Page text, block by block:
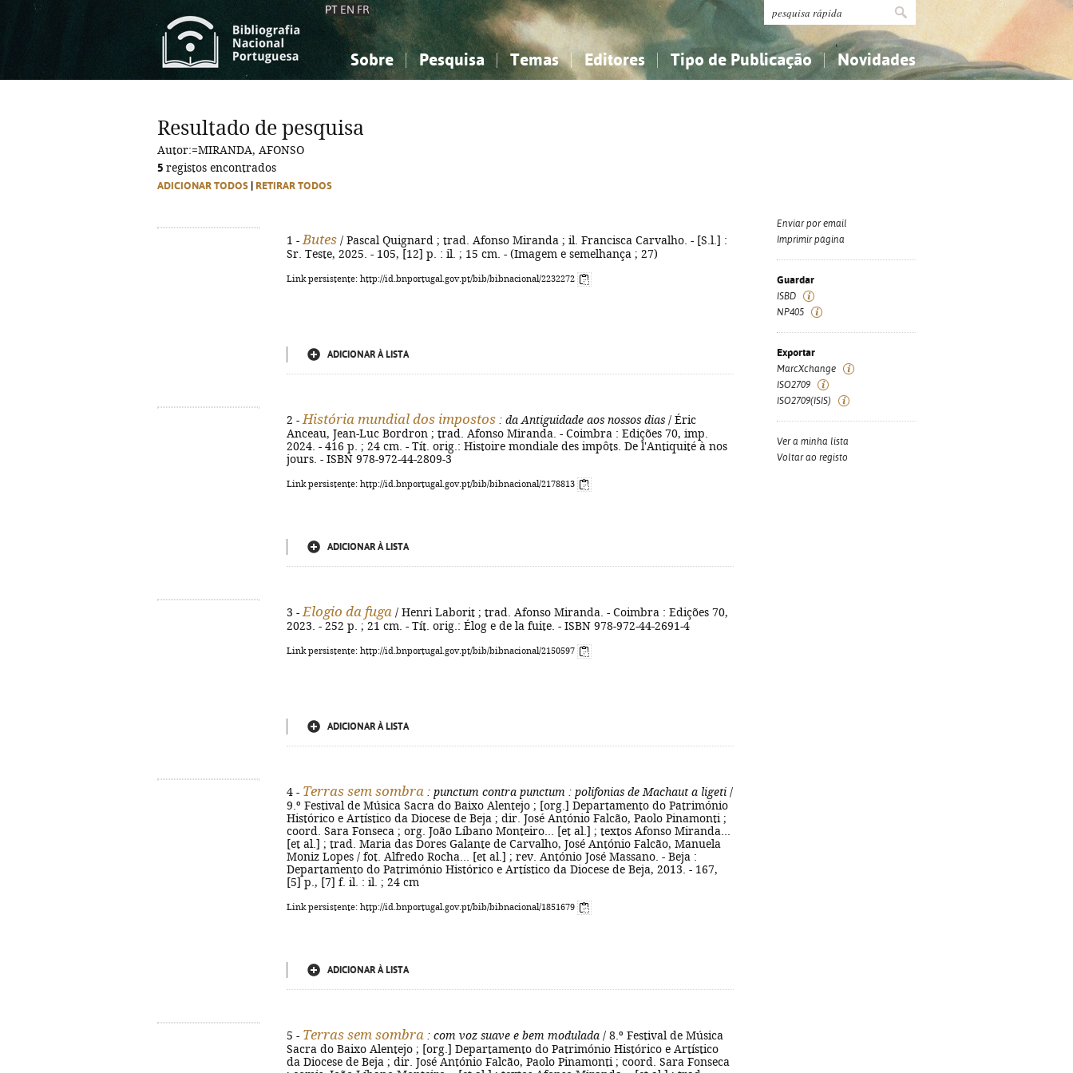
PT EN FR
Sobre Pesquisa Temas
Ciências sociais...
Editores Tipo de Publicação Novidades
Ciências sociais...
Resultado de pesquisa
Autor:=MIRANDA, AFONSO
5 registos encontrados
ADICIONAR TODOS RETIRAR TODOS
1 - Butes / Pascal Quignard ; trad. Afonso Miranda ; il. Francisca Carvalho. - [S.l.] :
Sr. Teste, 2025. - 105, [12] p. : il. ; 15 cm. - (Imagem e semelhança ; 27)
Link persistente: http://id.bnportugal.gov.pt/bib/bibnacional/2232272
ADICIONAR À LISTA
2 - História mundial dos impostos : da Antiguidade aos nossos dias / Éric
Anceau, Jean-Luc Bordron ; trad. Afonso Miranda. - Coimbra : Edições 70, imp.
2024. - 416 p. ; 24 cm. - Tít. orig.: Histoire mondiale des impôts. De l'Antiquité à nos
jours. - ISBN 978-972-44-2809-3
Link persistente: http://id.bnportugal.gov.pt/bib/bibnacional/2178813
ADICIONAR À LISTA
3 - Elogio da fuga / Henri Laborit ; trad. Afonso Miranda. - Coimbra : Edições 70,
2023. - 252 p. ; 21 cm. - Tít. orig.: Élog e de la fuite. - ISBN 978-972-44-2691-4
Link persistente: http://id.bnportugal.gov.pt/bib/bibnacional/2150597
ADICIONAR À LISTA
4 - Terras sem sombra : punctum contra punctum : polifonias de Machaut a ligeti /
9.º Festival de Música Sacra do Baixo Alentejo ; [org.] Departamento do Património
Histórico e Artístico da Diocese de Beja ; dir. José António Falcão, Paolo Pinamonti ;
coord. Sara Fonseca ; org. João Líbano Monteiro... [et al.] ; textos Afonso Miranda...
[et al.] ; trad. Maria das Dores Galante de Carvalho, José António Falcão, Manuela
Moniz Lopes / fot. Alfredo Rocha... [et al.] ; rev. António José Massano. - Beja :
Departamento do Património Histórico e Artístico da Diocese de Beja, 2013. - 167,
[5] p., [7] f. il. : il. ; 24 cm
Link persistente: http://id.bnportugal.gov.pt/bib/bibnacional/1851679
ADICIONAR À LISTA
5 - Terras sem sombra : com voz suave e bem modulada / 8.º Festival de Música
Sacra do Baixo Alentejo ; [org.] Departamento do Património Histórico e Artístico
da Diocese de Beja ; dir. José António Falcão, Paolo Pinamonti ; coord. Sara Fonseca
Enviar por email
Imprimir página
Guardar
ISBD
NP405
Exportar
MarcXchange
ISO2709
ISO2709(ISIS)
Ver a minha lista
Voltar ao registo